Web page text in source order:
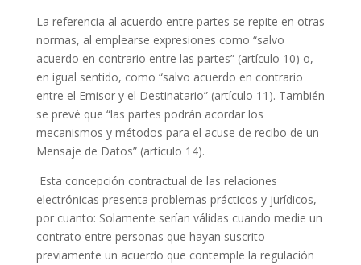
La referencia al acuerdo entre partes se repite en otras
normas, al emplearse expresiones como “salvo
acuerdo en contrario entre las partes” (artículo 10) o,
en igual sentido, como “salvo acuerdo en contrario
entre el Emisor y el Destinatario” (artículo 11). También
se prevé que “las partes podrán acordar los
mecanismos y métodos para el acuse de recibo de un
Mensaje de Datos” (artículo 14).
Esta concepción contractual de las relaciones
electrónicas presenta problemas prácticos y jurídicos,
por cuanto: Solamente serían válidas cuando medie un
contrato entre personas que hayan suscrito
previamente un acuerdo que contemple la regulación